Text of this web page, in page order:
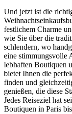
Und jetzt ist die
festlichem Charme
wie Sie über die
schlendern, wo
eine stimmungsvolle
lebhaften Boutiquen
bietet Ihnen die
finden und
genießen, die diese
Jedes Reiseziel hat
Boutiquen in Paris